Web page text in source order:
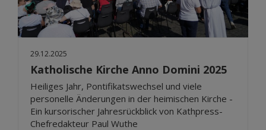
29.12.2025
Katholische Kirche Anno Domini 2025
Heiliges Jahr, Pontifikatswechsel und viele
personelle Änderungen in der heimischen Kirche -
Ein kursorischer Jahresrückblick von Kathpress-
Chefredakteur Paul Wuthe